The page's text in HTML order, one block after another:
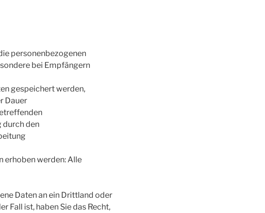
personenbezogenen
bei Empfängern
gespeichert werden,
Dauer
durch den
erhoben werden: Alle
Daten an ein Drittland oder
Fall ist, haben Sie das Recht,